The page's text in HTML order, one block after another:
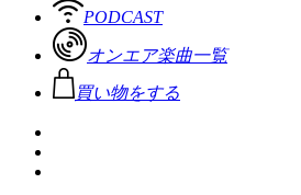
PODCAST
オンエア楽曲一覧
買い物をする